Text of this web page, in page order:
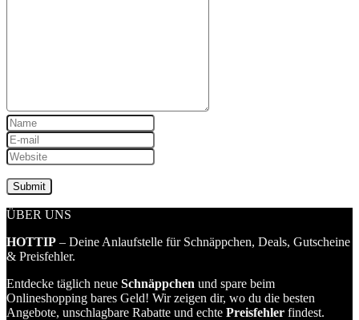
ÜBER UNS
HOTTIP – Deine Anlaufstelle für Schnäppchen, Deals, Gutscheine
& Preisfehler.
Entdecke täglich neue Schnäppchen und spare beim
Onlineshopping bares Geld! Wir zeigen dir, wo du die besten
Angebote, unschlagbare Rabatte und echte Preisfehler findest.